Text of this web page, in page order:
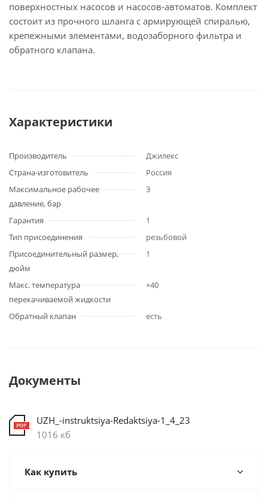
поверхностных насосов и насосов-автоматов. Комплект
состоит из прочного шланга с армирующей спиралью,
крепежными элементами, водозаборного фильтра и
обратного клапана.
Характеристики
Производитель
Джилекс
Страна-изготовитель
Россия
Максимальное рабочее
давление, бар
3
Гарантия
1
Тип присоединения
резьбовой
Присоединительный размер,
дюйм
1
Макс. температура
перекачиваемой жидкости
+40
Обратный клапан есть
Документы
UZH_-instruktsiya-Redaktsiya-1_4_23
1016 кб
Как купить